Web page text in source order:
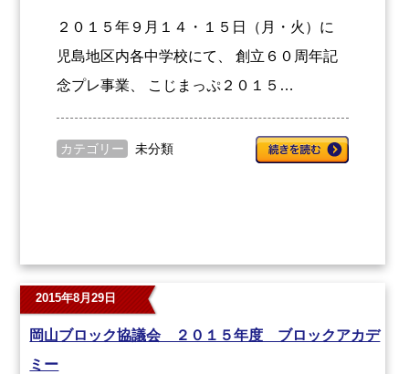
２０１５年９月１４・１５日（月・火）に
児島地区内各中学校にて、 創立６０周年記
念プレ事業、 こじまっぷ２０１５…
カテゴリー 未分類
2015年8月29日
岡山ブロック協議会 ２０１５年度 ブロックアカデ
ミー